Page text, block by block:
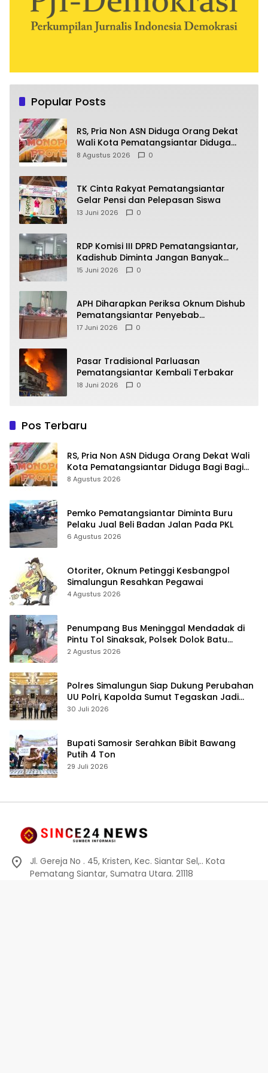
Popular Posts
RS, Pria Non ASN Diduga Orang Dekat
Wali Kota Pematangsiantar Diduga
Bagi Bagi Proyek ke Kontraktor
8 Agustus 2026 0
TK Cinta Rakyat Pematangsiantar
Gelar Pensi dan Pelepasan Siswa
13 Juni 2026 0
RDP Komisi III DPRD Pematangsiantar,
Kadishub Diminta Jangan Banyak
Alasan
15 Juni 2026 0
APH Diharapkan Periksa Oknum Dishub
Pematangsiantar Penyebab
Kebocoran PAD Retribusi Parkir
17 Juni 2026 0
Pasar Tradisional Parluasan
Pematangsiantar Kembali Terbakar
18 Juni 2026 0
Pos Terbaru
RS, Pria Non ASN Diduga Orang Dekat Wali
Kota Pematangsiantar Diduga Bagi Bagi
Proyek ke Kontraktor
8 Agustus 2026
Pemko Pematangsiantar Diminta Buru
Pelaku Jual Beli Badan Jalan Pada PKL
6 Agustus 2026
Otoriter, Oknum Petinggi Kesbangpol
Simalungun Resahkan Pegawai
4 Agustus 2026
Penumpang Bus Meninggal Mendadak di
Pintu Tol Sinaksak, Polsek Dolok Batu
Nanggar Gerak Cepat Olah TKP
2 Agustus 2026
Polres Simalungun Siap Dukung Perubahan
UU Polri, Kapolda Sumut Tegaskan Jadi
Fondasi Penguatan Profesionalisme dan
30 Juli 2026
Bupati Samosir Serahkan Bibit Bawang
Putih 4 Ton
29 Juli 2026
Jl. Gereja No . 45, Kristen, Kec. Siantar Sel,.. Kota
Pematang Siantar, Sumatra Utara. 21118